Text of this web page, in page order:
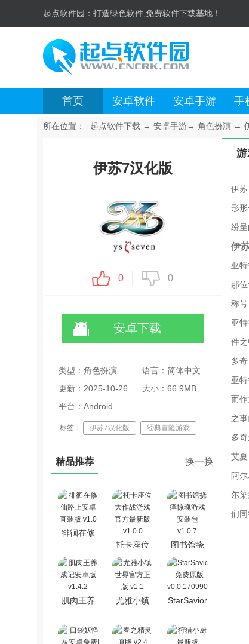
起点软件园： 打造绿色软件,免费软件下载基地！
首页 安卓软件 安卓手游 手
所在位置： 起点软件下载 → 安卓手游→ 角色扮演 →
伊苏7汉化版
0 0
安卓下载
类型：角色扮演
语言：简体中文
更新：2025-10-26
06:37:54
大小：66.9MB
平台：Android
标签： 伊苏7汉化版 经典冒险游戏
精品推荐 换一换
徘徊在修
卓直装版
v1.0
托卡座位
大作战游
戏官方最
新版
v1.0.0
图书馆挠
痒惊魂游
戏安装包
v1.0.7
肌肉王养
版 v1.4.2
尤雅小镇
正版 v1.1
StarSavior
v0.0.1709901
伊
形
纷
伊
亚
那
称号
亚
件之
多奇
亚
而
之
多
艾夏
阿
尔
们